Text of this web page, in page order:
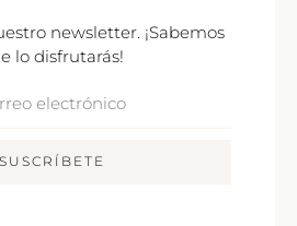
newsletter. ¡Sabemos
lo disfrutarás!
SUSCRÍBETE